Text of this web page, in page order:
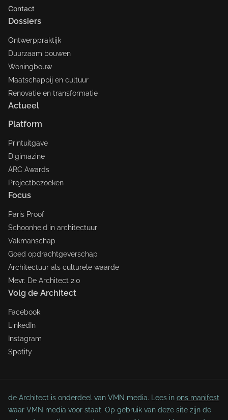
Contact
Dossiers
Ontwerppraktijk
Duurzaam bouwen
Woningbouw
Maatschappij en cultuur
Renovatie en transformatie
Actueel
Platform
Printuitgave
Digimazine
ARC Awards
Projectbezoeken
Focus
Paris Proof
Schoonheid in architectuur
Vakmanschap
Goed opdrachtgeverschap
Architectuur als culturele waarde
Mevr. De Architect 2.0
Volg de Architect
Facebook
LinkedIn
Instagram
Spotify
de Architect is onderdeel van VMN media. Lees in ons manifest
waar VMN media voor staat. Op gebruik van deze site zijn de